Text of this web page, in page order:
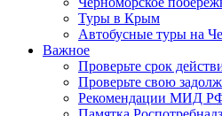
Туры в Крым
Автобусные туры на
Важное
Проверьте срок
Проверьте свою
Рекомендации МИД